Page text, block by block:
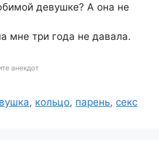
девушке? А она не
мне три года не давала.
анекдот
, кольцо, парень, секс